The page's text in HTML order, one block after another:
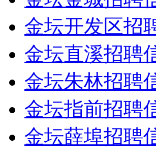
金坛开发区招
金坛直溪招聘
金坛朱林招聘
金坛指前招聘
金坛薛埠招聘